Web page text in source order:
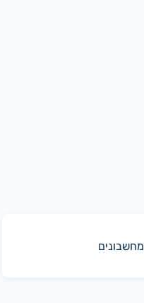
מחשבונים